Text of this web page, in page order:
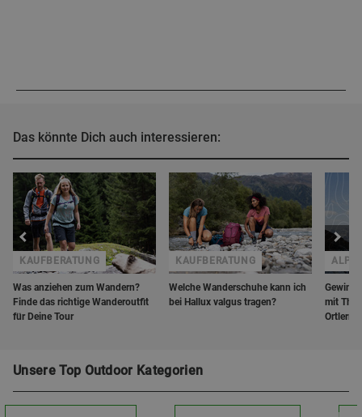
Das könnte Dich auch interessieren:
Was anziehen zum Wandern?
Finde das richtige Wanderoutfit
für Deine Tour
KAUFBERATUNG
Welche Wanderschuhe kann ich
bei Hallux valgus tragen?
KAUFBERATUNG
mit The
Unsere Top Outdoor Kategorien